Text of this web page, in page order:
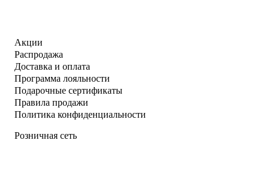
Акции
Распродажа
Доставка и оплата
Программа лояльности
Подарочные сертификаты
Правила продажи
Политика конфиденциальности
Розничная сеть